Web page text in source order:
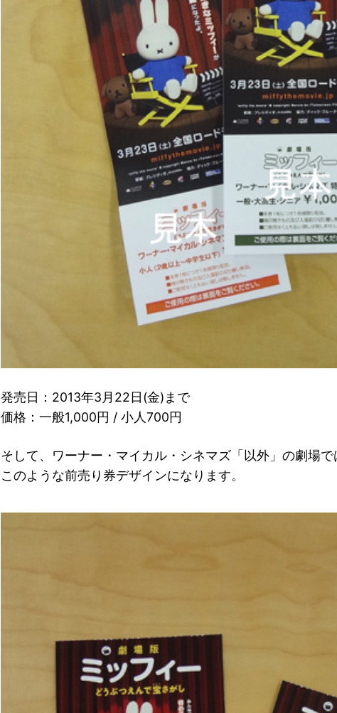
発売日：2013年3月22日(金)まで
価格：一般1,000円 / 小人700円
そして、ワーナー・マイカル・シネマズ「以外」の劇場で
このような前売り券デザインになります。